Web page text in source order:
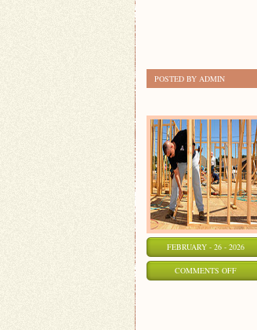
POSTED BY ADMIN
FEBRUARY - 26 - 2026
COMMENTS OFFON